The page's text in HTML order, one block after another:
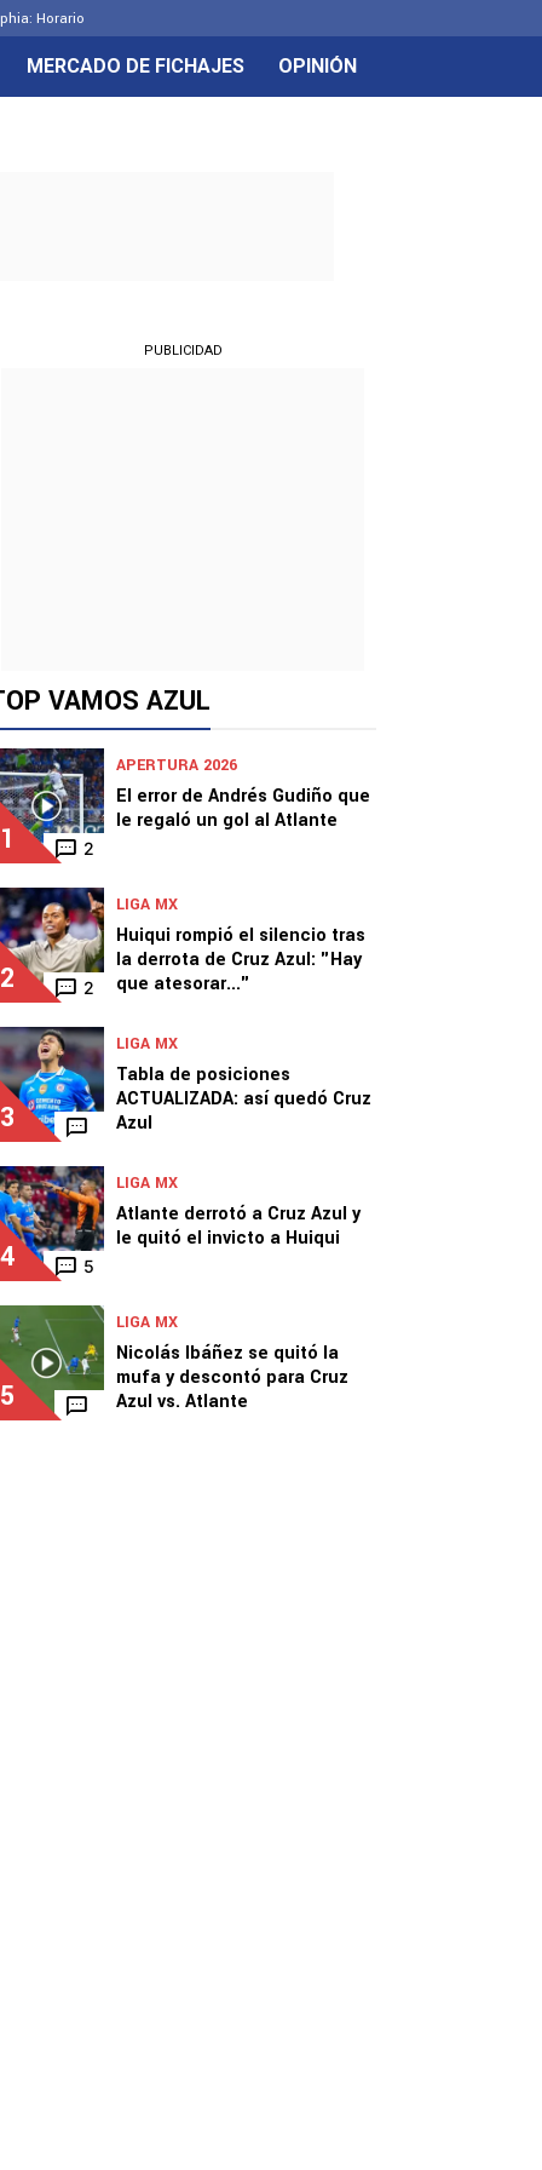
Horario
MERCADO DE FICHAJES OPINIÓN
PUBLICIDAD
VAMOS AZUL
1 2
APERTURA 2026
El error de Andrés Gudiño que
le regaló un gol al Atlante
2 2
LIGA MX
Huiqui rompió el silencio tras
la derrota de Cruz Azul: "Hay
que atesorar..."
3
LIGA MX
Tabla de posiciones
ACTUALIZADA: así quedó Cruz
Azul
4 5
LIGA MX
Atlante derrotó a Cruz Azul y
le quitó el invicto a Huiqui
5
LIGA MX
Nicolás Ibáñez se quitó la
mufa y descontó para Cruz
Azul vs. Atlante